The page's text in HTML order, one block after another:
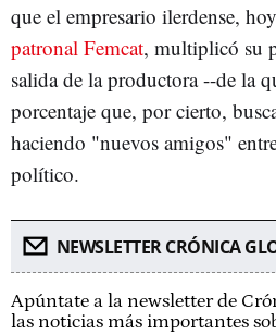
que el empresario ilerdense, hoy
patronal Femcat, multiplicó su
salida de la productora --de la
porcentaje que, por cierto,
haciendo "nuevos amigos"
político.
NEWSLETTER CRÓNICA
Apúntate a la newsletter de
las noticias más importantes